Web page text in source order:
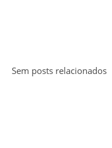
Sem posts relacionados